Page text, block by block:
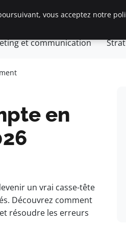
et technologie
et communication
en
un vrai casse-tête
Découvrez comment
résoudre les erreurs
vous acceptez notre